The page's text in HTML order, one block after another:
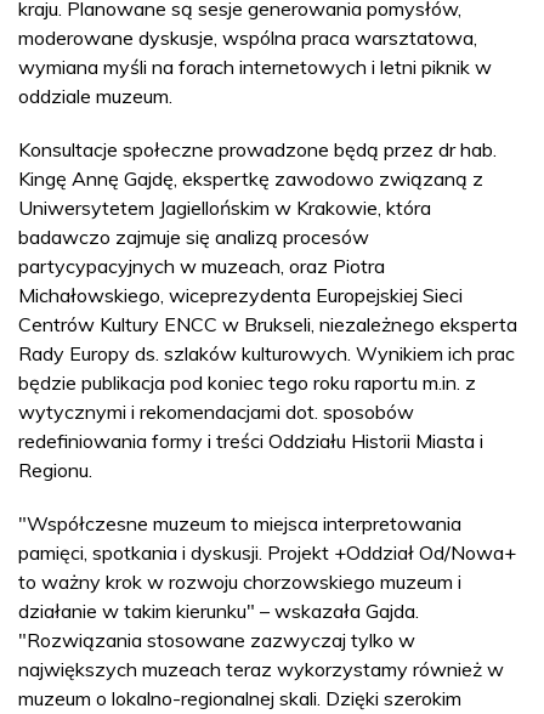
kraju. Planowane są sesje generowania pomysłów,
moderowane dyskusje, wspólna praca warsztatowa,
wymiana myśli na forach internetowych i letni piknik w
oddziale muzeum.
Konsultacje społeczne prowadzone będą przez dr hab.
Kingę Annę Gajdę, ekspertkę zawodowo związaną z
Uniwersytetem Jagiellońskim w Krakowie, która
badawczo zajmuje się analizą procesów
partycypacyjnych w muzeach, oraz Piotra
Michałowskiego, wiceprezydenta Europejskiej Sieci
Centrów Kultury ENCC w Brukseli, niezależnego eksperta
Rady Europy ds. szlaków kulturowych. Wynikiem ich prac
będzie publikacja pod koniec tego roku raportu m.in. z
wytycznymi i rekomendacjami dot. sposobów
redefiniowania formy i treści Oddziału Historii Miasta i
Regionu.
"Współczesne muzeum to miejsca interpretowania
pamięci, spotkania i dyskusji. Projekt +Oddział Od/Nowa+
to ważny krok w rozwoju chorzowskiego muzeum i
działanie w takim kierunku" – wskazała Gajda.
"Rozwiązania stosowane zazwyczaj tylko w
największych muzeach teraz wykorzystamy również w
muzeum o lokalno-regionalnej skali. Dzięki szerokim